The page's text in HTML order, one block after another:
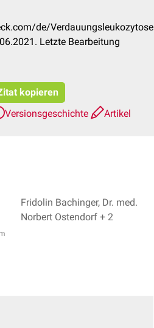
de/Verdauungsleukozytose
Letzte Bearbeitung
kopieren
Versionsgeschichte
Artikel
Fridolin Bachinger, Dr. med.
Norbert Ostendorf + 2